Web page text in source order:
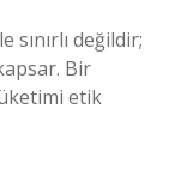
sınırlı değildir;
Bir
etik